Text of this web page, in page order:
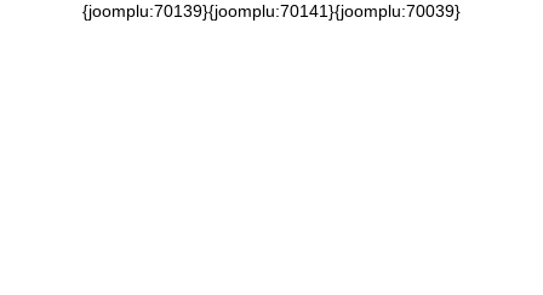
{joomplu:70139}{joomplu:70141}{joomplu:70039}